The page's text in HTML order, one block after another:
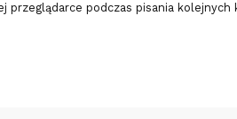
przeglądarce podczas pisania kolejnych